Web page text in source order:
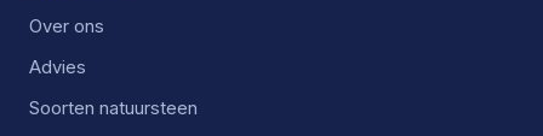
Over ons
Advies
Soorten natuursteen